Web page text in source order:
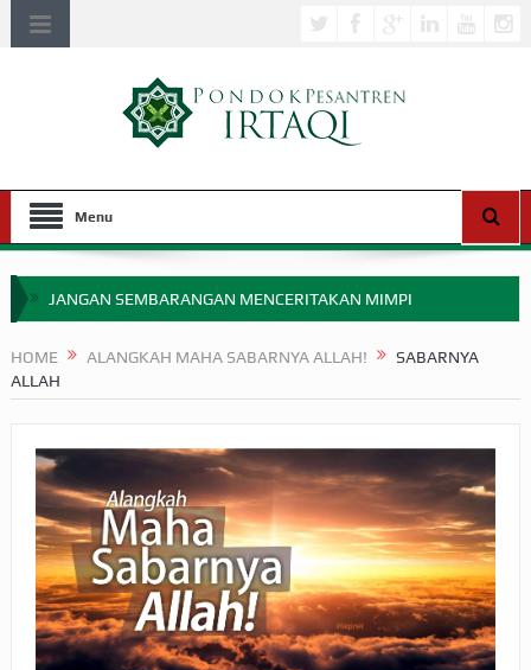
Menu
JANGAN SEMBARANGAN MENCERITAKAN MIMPI
MIMPI YANG DIABAIKAN MENJELANG PERANG BADAR
SEBELUM TIBA SAAT WAJIB?
HAKIKAT NIKMAT DI DUNIA!
BAGAIMANA CARA MEMBAYAR ZAKAT UANG?
UANG HARAM BISA MENJADI HALAL JIKA SEBAB
KEPEMILIKANNYA BERUBAH
HOME ALANGKAH MAHA SABARNYA ALLAH!
SABARNYA
ALLAH